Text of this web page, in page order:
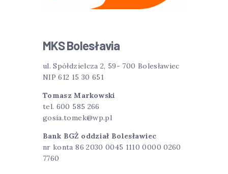
MKS Bolesłavia
ul. Spółdzielcza 2, 59- 700 Bolesławiec
NIP 612 15 30 651
Tomasz Markowski
tel. 600 585 266
gosia.tomek@wp.pl
Bank BGŻ oddział Bolesławiec
nr konta 86 2030 0045 1110 0000 0260
7760